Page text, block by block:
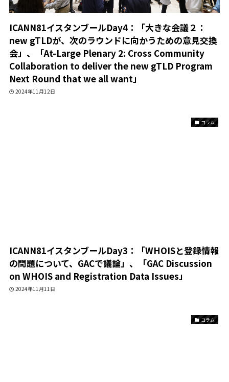
ICANN81イスタンブールDay4：「大きな会議２：
new gTLDが、次のラウンドに向かうための意見交換
会」、「At-Large Plenary 2: Cross Community
Collaboration to deliver the new gTLD Program
Next Round that we all want」
2024年11月12日
コラム
ICANN81イスタンブールDay3：「WHOISと登録情報
の問題について、GACで議論」、「GAC Discussion
on WHOIS and Registration Data Issues」
2024年11月11日
コラム